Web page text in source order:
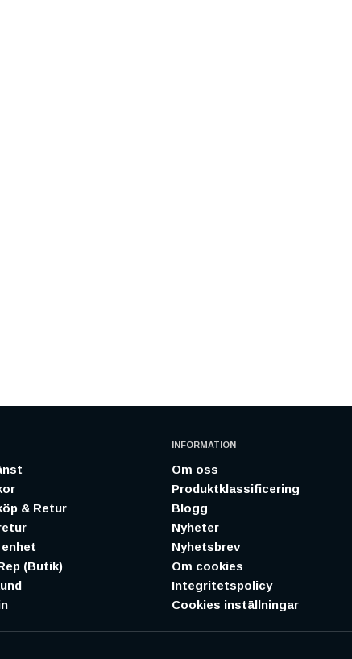
& Retur
(Butik)
INFORMATION
Om oss
Produktklassificering
Blogg
Nyheter
Nyhetsbrev
Om cookies
Integritetspolicy
Cookies inställningar